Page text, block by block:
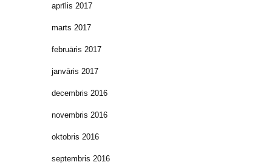
aprīlis 2017
marts 2017
februāris 2017
janvāris 2017
decembris 2016
novembris 2016
oktobris 2016
septembris 2016